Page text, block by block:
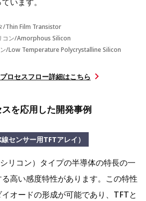
/Thin Film Transistor
コン/Amorphous Silicon
ン/Low Temperature Polycrystalline Silicon
ロセスフロー詳細はこちら
を応用した開発事例
センサー用TFTアレイ）
リコン）タイプの半導体の特長の一
高い感度特性があります。この特性
オードの形成が可能であり、TFTと